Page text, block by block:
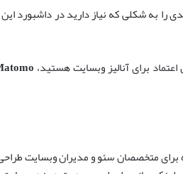
را به شکلی که نیاز دارید در داشبورد
برای آنالیز وبسایت هستید،
متخصصان سئو و مدیران وبسایت